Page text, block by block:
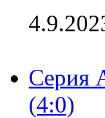
Серия
(4:0)